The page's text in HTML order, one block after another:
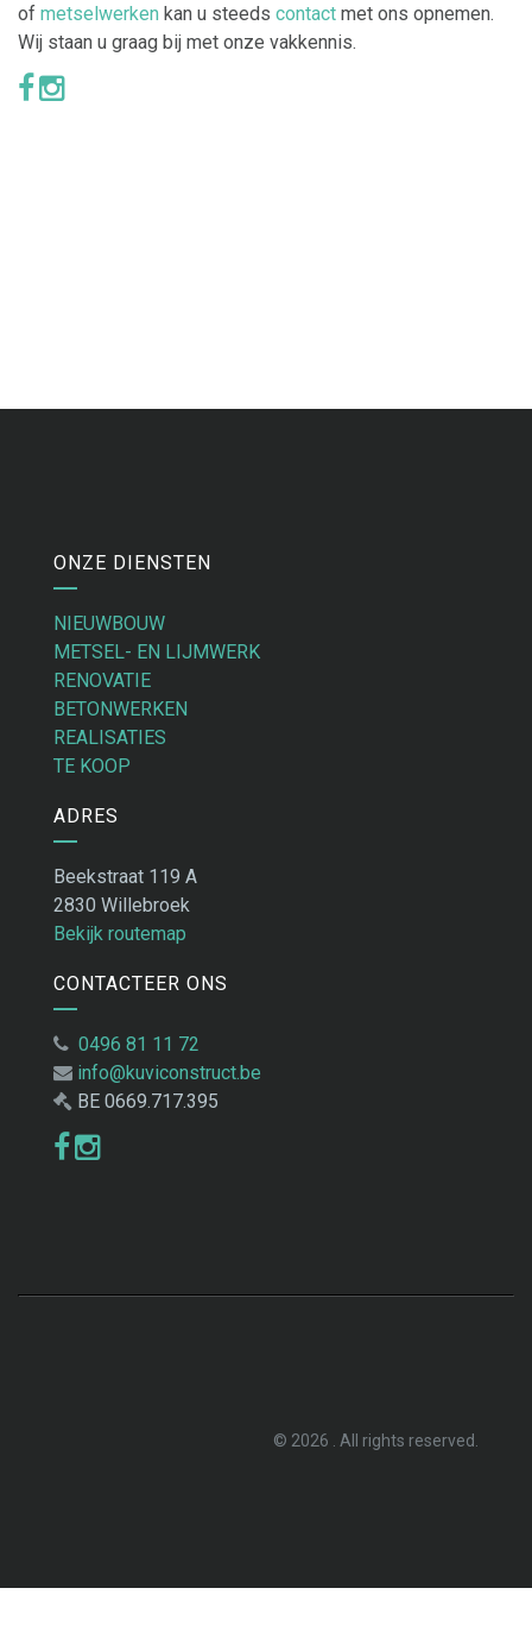
of metselwerken kan u steeds contact met ons opnemen.
Wij staan u graag bij met onze vakkennis.
ONZE DIENSTEN
NIEUWBOUW
METSEL- EN LIJMWERK
RENOVATIE
BETONWERKEN
REALISATIES
TE KOOP
ADRES
Beekstraat 119 A
2830 Willebroek
Bekijk routemap
CONTACTEER ONS
0496 81 11 72
info@kuviconstruct.be
BE 0669.717.395
© 2026 . All rights reserved.